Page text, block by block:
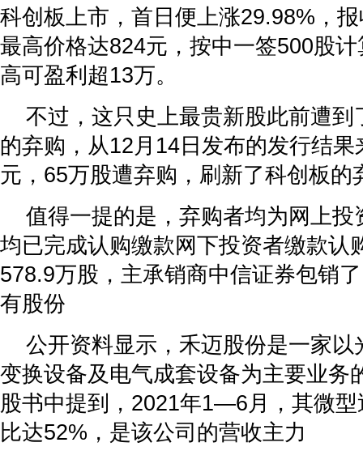
科创板上市，首日便上涨29.98%，
最高价格达824元，按中一签500股
高可盈利超13万。
不过，这只史上最贵新股此前遭到
的弃购，从12月14日发布的发行结
元，65万股遭弃购，刷新了科创板的
值得一提的是，弃购者均为网上投
均已完成认购缴款网下投资者缴款认
578.9万股，主承销商中信证券包销
有股份
公开资料显示，禾迈股份是一家以
变换设备及电气成套设备为主要业务
股书中提到，2021年1—6月，其微
比达52%，是该公司的营收主力